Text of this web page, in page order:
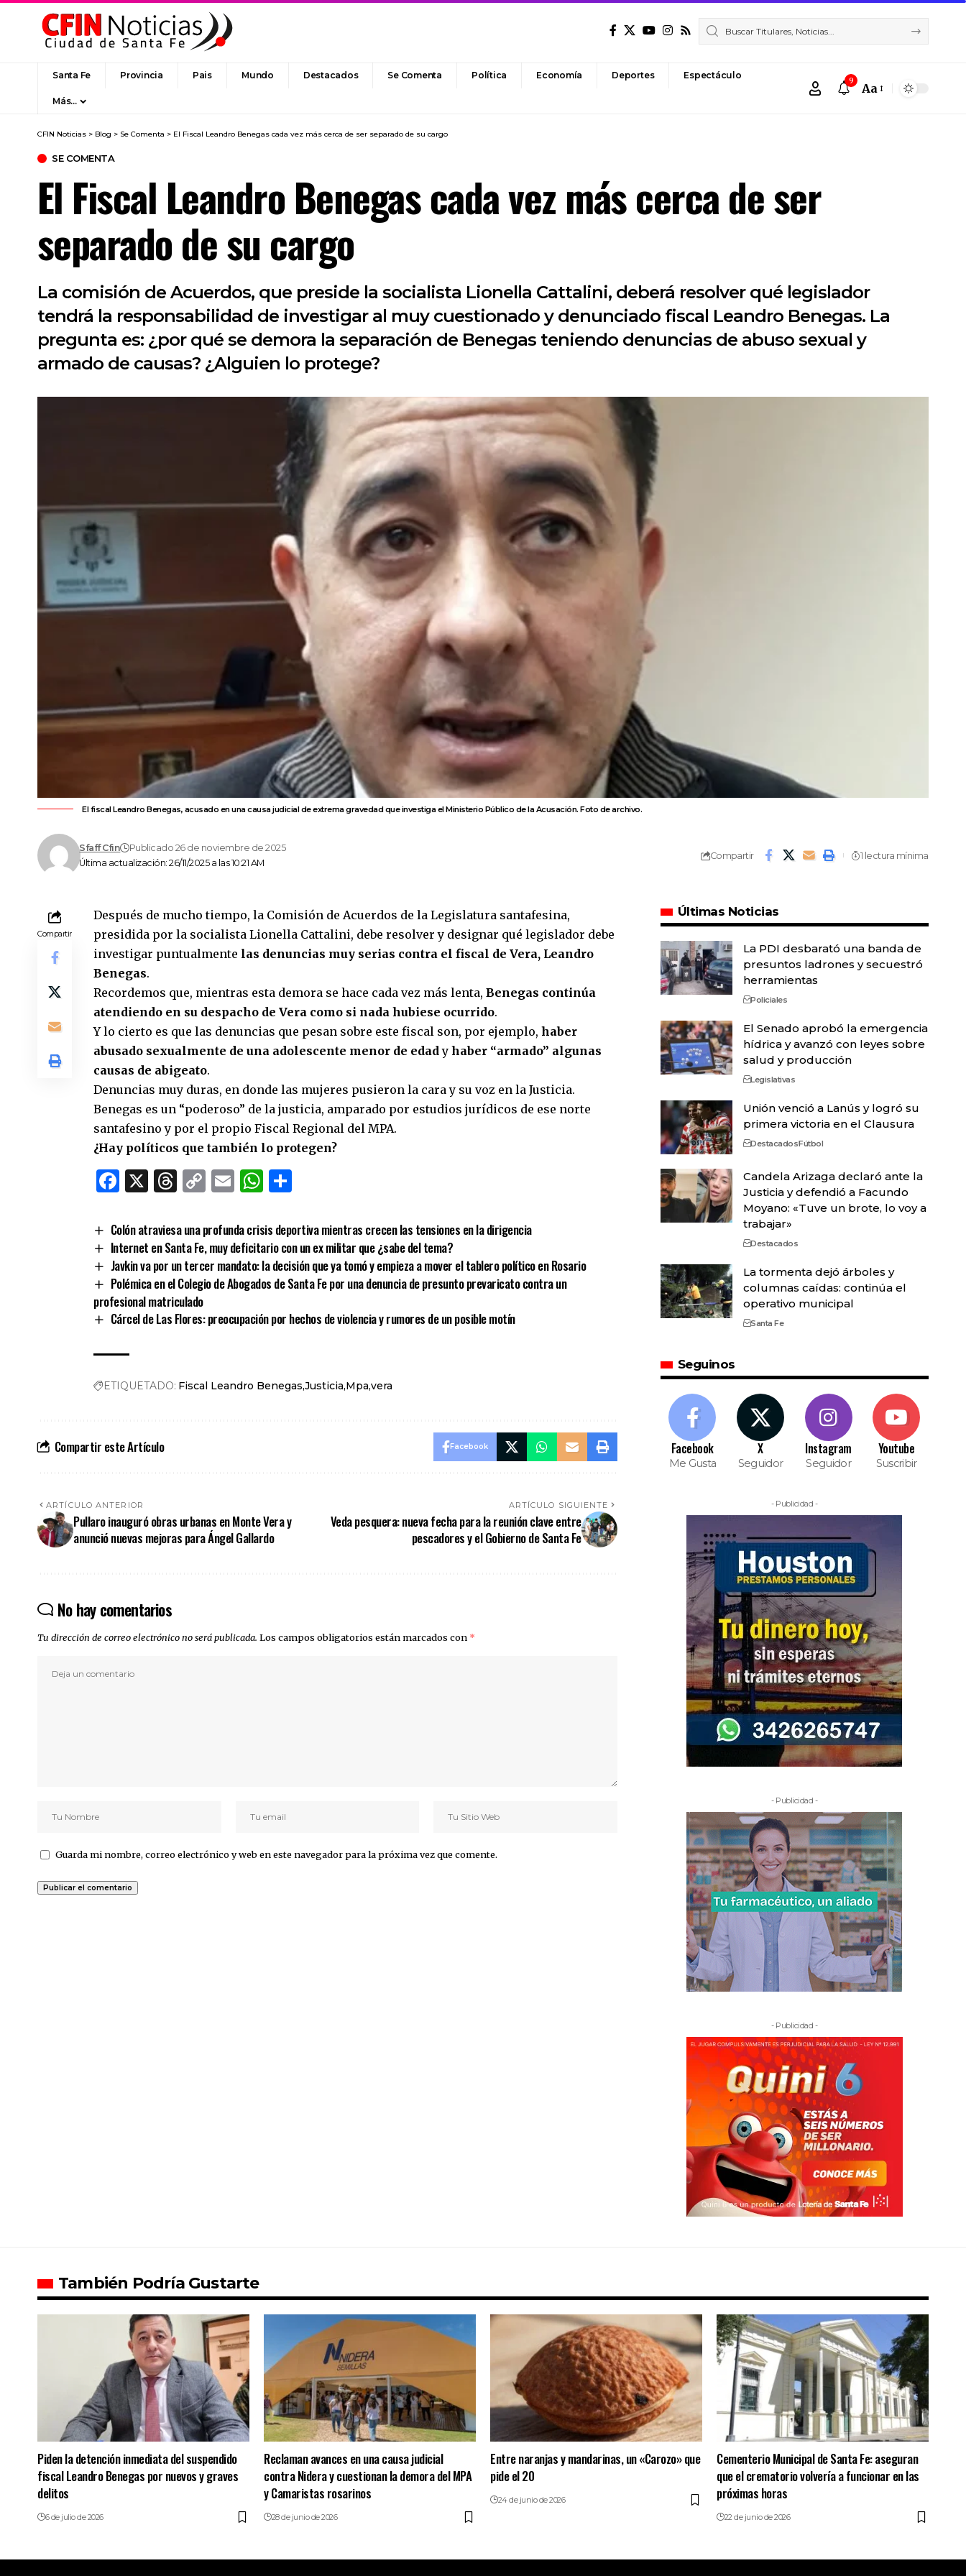
Santa Fe Provincia Pais Mundo Destacados Se Comenta Política Economía Deportes Espectáculo
Más…
9
Font
Aa
CFIN Noticias > Blog > Se Comenta > El Fiscal Leandro Benegas cada vez más cerca de ser separado de su cargo
SE COMENTA
El Fiscal Leandro Benegas cada vez más cerca de ser
separado de su cargo
La comisión de Acuerdos, que preside la socialista Lionella Cattalini, deberá resolver qué legislador
tendrá la responsabilidad de investigar al muy cuestionado y denunciado fiscal Leandro Benegas. La
pregunta es: ¿por qué se demora la separación de Benegas teniendo denuncias de abuso sexual y
armado de causas? ¿Alguien lo protege?
El fiscal Leandro Benegas, acusado en una causa judicial de extrema gravedad que investiga el Ministerio Público de la Acusación. Foto de archivo.
Última actualización: 26/11/2025 a las 10:21 AM
Sfaff Cfin Publicado 26 de noviembre de 2025
Compartir 1 lectura mínima
Compartir
Después de mucho tiempo, la Comisión de Acuerdos de la Legislatura santafesina,
presidida por la socialista Lionella Cattalini, debe resolver y designar qué legislador debe
investigar puntualmente las denuncias muy serias contra el fiscal de Vera, Leandro
Benegas.
Recordemos que, mientras esta demora se hace cada vez más lenta, Benegas continúa
atendiendo en su despacho de Vera como si nada hubiese ocurrido.
Y lo cierto es que las denuncias que pesan sobre este fiscal son, por ejemplo, haber
abusado sexualmente de una adolescente menor de edady haber “armado” algunas
causas de abigeato.
Denuncias muy duras, en donde las mujeres pusieron la cara y su voz en la Justicia.
Benegas es un “poderoso” de la justicia, amparado por estudios jurídicos de ese norte
santafesino y por el propio Fiscal Regional del MPA.
¿Hay políticos que también lo protegen?
Facebook
X Threads
CopyEmailWhatsApp
Colón atraviesa una profunda crisis deportiva mientras crecen las tensiones en la dirigencia
Internet en Santa Fe, muy deficitario con un ex militar que ¿sabe del tema?
Javkin va por un tercer mandato: la decisión que ya tomó y empieza a mover el tablero político en Rosario
Polémica en el Colegio de Abogados de Santa Fe por una denuncia de presunto prevaricato contra un
profesional matriculado
Cárcel de Las Flores: preocupación por hechos de violencia y rumores de un posible motín
ETIQUETADO: Fiscal Leandro Benegas Justicia Mpa vera
Compartir este Artículo Facebook
ARTÍCULO ANTERIOR
Pullaro inauguró obras urbanas en Monte Vera y
anunció nuevas mejoras para Ángel Gallardo
ARTÍCULO SIGUIENTE
Veda pesquera: nueva fecha para la reunión clave entre
pescadores y el Gobierno de Santa Fe
No hay comentarios
Tu dirección de correo electrónico no será publicada. Los campos obligatorios están marcados con *
Guarda mi nombre, correo electrónico y web en este navegador para la próxima vez que comente.
Últimas Noticias
La PDI desbarató una banda de
presuntos ladrones y secuestró
herramientas
Policiales
El Senado aprobó la emergencia
hídrica y avanzó con leyes sobre
salud y producción
Legislativas
Unión venció a Lanús y logró su
primera victoria en el Clausura
DestacadosFútbol
Candela Arizaga declaró ante la
Justicia y defendió a Facundo
Moyano: «Tuve un brote, lo voy a
trabajar»
Destacados
La tormenta dejó árboles y
columnas caídas: continúa el
operativo municipal
Santa Fe
Seguinos
Facebook
Me Gusta
X
Seguidor
Instagram
Seguidor
Youtube
Suscribir
- Publicidad -
- Publicidad -
- Publicidad -
También Podría Gustarte
Piden la detención inmediata del suspendido
fiscal Leandro Benegas por nuevos y graves
delitos
6 de julio de 2026
Reclaman avances en una causa judicial
contra Nidera y cuestionan la demora del MPA
y Camaristas rosarinos
28 de junio de 2026
Entre naranjas y mandarinas, un «Carozo» que
pide el 20
24 de junio de 2026
Cementerio Municipal de Santa Fe: aseguran
que el crematorio volvería a funcionar en las
próximas horas
22 de junio de 2026